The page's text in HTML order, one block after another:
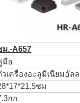
ม.-A657
มือ
วเครื่องอะลูมิเนียมอัล
ซม
กก